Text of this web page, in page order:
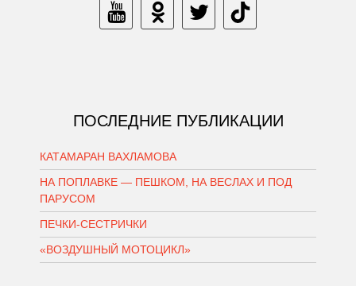
ПОСЛЕДНИЕ ПУБЛИКАЦИИ
КАТАМАРАН ВАХЛАМОВА
НА ПОПЛАВКЕ — ПЕШКОМ, НА ВЕСЛАХ И ПОД
ПАРУСОМ
ПЕЧКИ-СЕСТРИЧКИ
«ВОЗДУШНЫЙ МОТОЦИКЛ»